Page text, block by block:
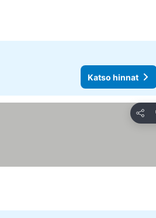
Katso hinnat
Jaa